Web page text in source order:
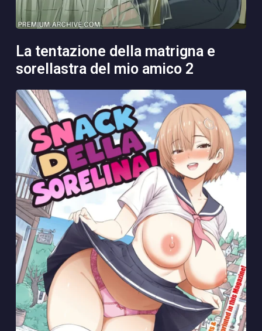
la tentazione della matrigna e
sorellastra del mio amico 2